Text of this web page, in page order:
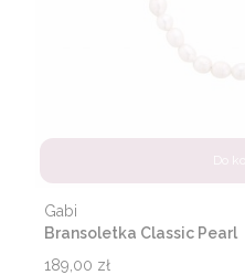
Do
Bransoletka Classic Pearl
Producent
Gabi
Cena
189,00 zł